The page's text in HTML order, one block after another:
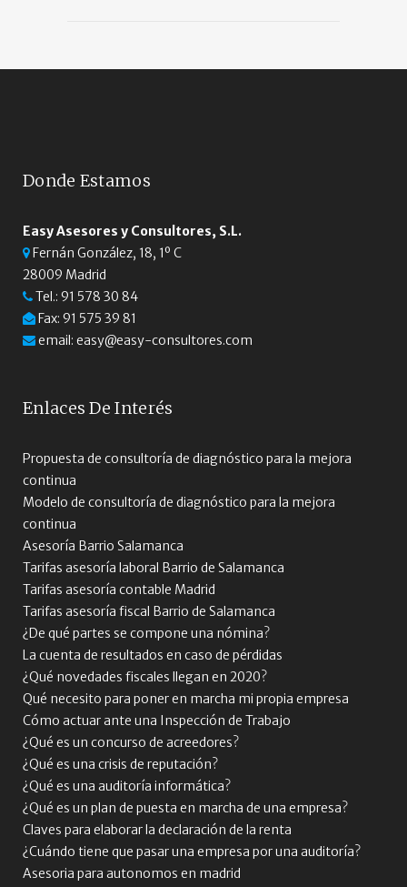
Donde Estamos
Easy Asesores y Consultores, S.L.
Fernán González, 18, 1º C
28009 Madrid
Tel.: 91 578 30 84
Fax: 91 575 39 81
email: easy@easy-consultores.com
Enlaces De Interés
Propuesta de consultoría de diagnóstico para la mejora
continua
Modelo de consultoría de diagnóstico para la mejora
continua
Asesoría Barrio Salamanca
Tarifas asesoría laboral Barrio de Salamanca
Tarifas asesoría contable Madrid
Tarifas asesoría fiscal Barrio de Salamanca
¿De qué partes se compone una nómina?
La cuenta de resultados en caso de pérdidas
¿Qué novedades fiscales llegan en 2020?
Qué necesito para poner en marcha mi propia empresa
Cómo actuar ante una Inspección de Trabajo
¿Qué es un concurso de acreedores?
¿Qué es una crisis de reputación?
¿Qué es una auditoría informática?
¿Qué es un plan de puesta en marcha de una empresa?
Claves para elaborar la declaración de la renta
¿Cuándo tiene que pasar una empresa por una auditoría?
Asesoria para autonomos en madrid